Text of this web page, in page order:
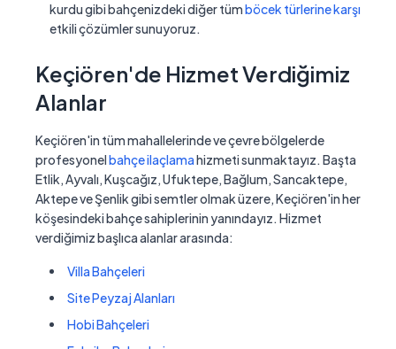
kurdu gibi bahçenizdeki diğer tümböcek türlerine karşı
etkili çözümler sunuyoruz.
Keçiören'de Hizmet Verdiğimiz
Alanlar
Keçiören'in tüm mahallelerinde ve çevre bölgelerde
profesyonelbahçe ilaçlamahizmeti sunmaktayız. Başta
Etlik, Ayvalı, Kuşcağız, Ufuktepe, Bağlum, Sancaktepe,
Aktepe ve Şenlik gibi semtler olmak üzere, Keçiören'in her
köşesindeki bahçe sahiplerinin yanındayız. Hizmet
verdiğimiz başlıca alanlar arasında:
Villa Bahçeleri
Site Peyzaj Alanları
Hobi Bahçeleri